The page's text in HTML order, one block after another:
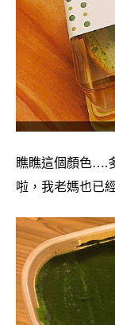
瞧瞧這個顏色….
啦， 我老媽也已